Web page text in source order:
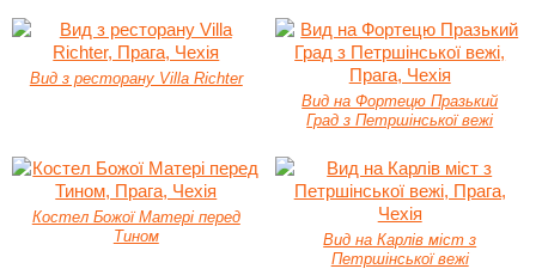
Вид з ресторану Villa Richter
Вид на Фортецю Празький
Град з Петршінської вежі
Костел Божої Матері перед
Тином
Вид на Карлів міст з
Петршінської вежі